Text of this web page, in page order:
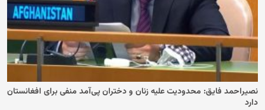
نصیراحمد فایق: محدودیت علیه زنان و دختران پی‌آمد منفی برای افغانستان
دارد